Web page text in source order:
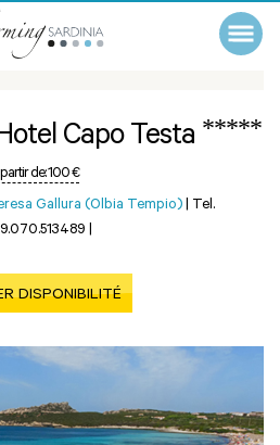
Capo Testa *****
de:100 €
Gallura (Olbia Tempio) | Tel.
|
DISPONIBILITÉ